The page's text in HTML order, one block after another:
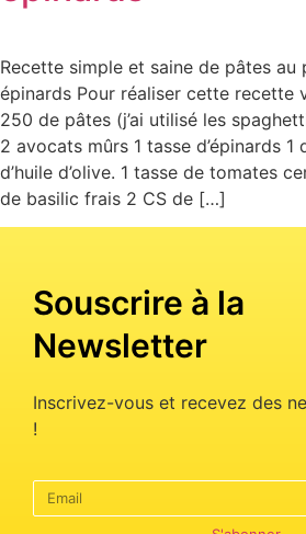
Recette simple et saine de pâtes au
épinards Pour réaliser cette recette
250 de pâtes (j’ai utilisé les
2 avocats mûrs 1 tasse d’épinards 1
d’huile d’olive. 1 tasse de tomates
de basilic frais 2 CS de […]
Souscrire à la
Newsletter
Inscrivez-vous et recevez des
!